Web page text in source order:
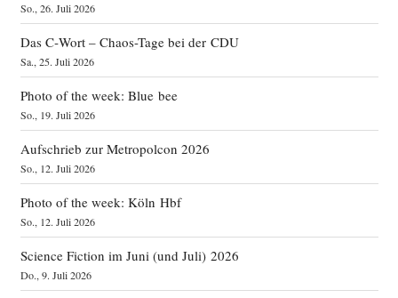
So., 26. Juli 2026
Das C‑Wort – Chaos-Tage bei der CDU
Sa., 25. Juli 2026
Photo of the week: Blue bee
So., 19. Juli 2026
Aufschrieb zur Metropolcon 2026
So., 12. Juli 2026
Photo of the week: Köln Hbf
So., 12. Juli 2026
Science Fiction im Juni (und Juli) 2026
Do., 9. Juli 2026